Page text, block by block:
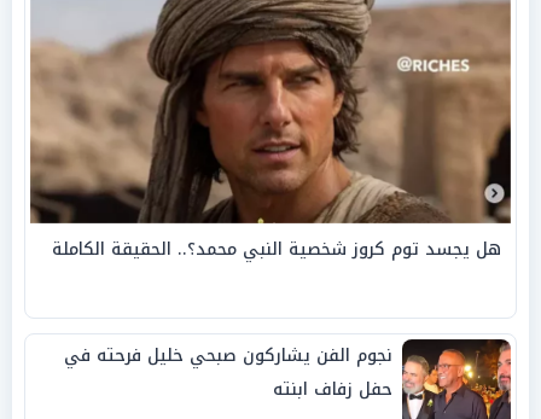
هل يجسد توم كروز شخصية النبي محمد؟.. الحقيقة الكاملة
نجوم الفن يشاركون صبحي خليل فرحته في
حفل زفاف ابنته